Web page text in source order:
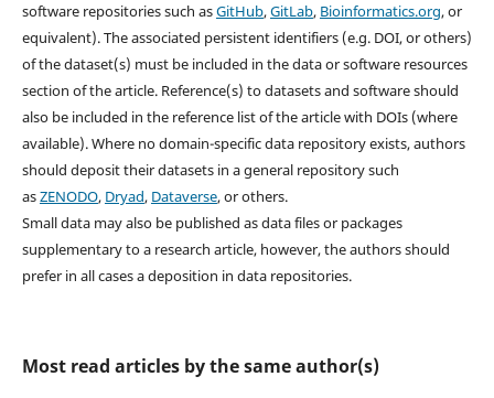
software repositories such asGitHub,GitLab, Bioinformatics.org, or
equivalent). The associated persistent identifiers (e.g. DOI, or others)
of the dataset(s) must be included in the data or software resources
section of the article. Reference(s) to datasets and software should
also be included in the reference list of the article with DOIs (where
available). Where no domain-specific data repository exists, authors
should deposit their datasets in a general repository such
asZENODO, Dryad, Dataverse, or others.
Small data may also be published as data files or packages
supplementary to a research article, however, the authors should
prefer in all cases a deposition in data repositories.
Most read articles by the same author(s)